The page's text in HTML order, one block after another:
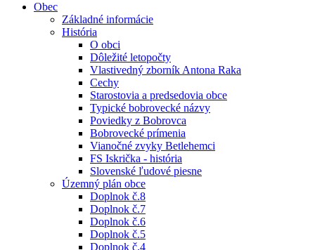
Obec
Základné informácie
História
O obci
Dôležité letopočty
Vlastivedný zborník Antona Raka
Cechy
Starostovia a predsedovia obce
Typické bobrovecké názvy
Poviedky z Bobrovca
Bobrovecké prímenia
Vianočné zvyky Betlehemci
FS Iskrička - história
Slovenské ľudové piesne
Územný plán obce
Doplnok č.8
Doplnok č.7
Doplnok č.6
Doplnok č.5
Doplnok č.4